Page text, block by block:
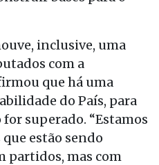
inclusive, uma
com a
que há uma
do País, para
superado. “Estamos
estão sendo
partidos, mas com